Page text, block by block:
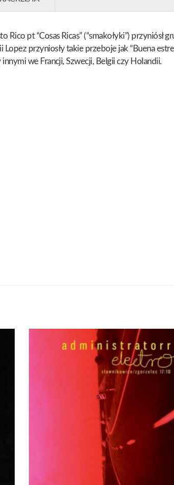
Rico pt “Cosas Ricas” (“smakołyki”)
przyniosły takie przeboje jak “Buena
we Francji, Szwecji, Belgii czy Holandii.